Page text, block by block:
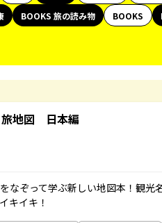
BOOKS 旅の読み物 BOOKS
地図 日本編
なぞって学ぶ新しい地図本！観光
キイキ！